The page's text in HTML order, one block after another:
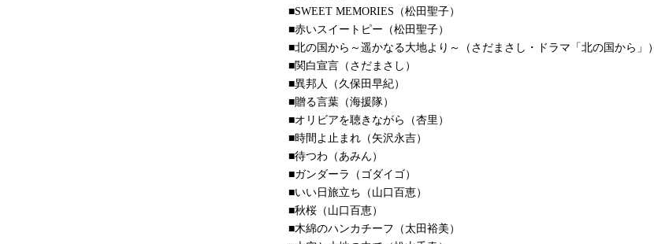
■SWEET MEMORIES（松田聖子）
■赤いスイートピー（松田聖子）
■北の国から～遥かなる大地より～（さだまさし・ドラマ「北の国から」）
■関白宣言（さだまさし）
■異邦人（久保田早紀）
■贈る言葉（海援隊）
■オリビアを聴きながら（杏里）
■時間よ止まれ（矢沢永吉）
■待つわ（あみん）
■ガンダーラ（ゴダイゴ）
■いい日旅立ち（山口百恵）
■秋桜（山口百恵）
■木綿のハンカチーフ（太田裕美）